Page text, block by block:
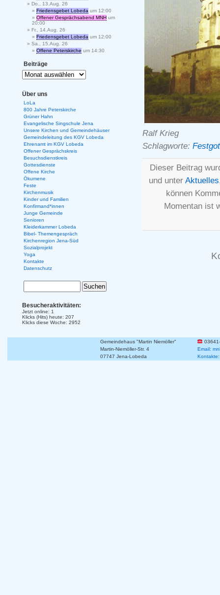
Ralf Krieg
Schlagworte:
Dieser Beitrag
und unter Aktuelles
können
Momentan ist
Do., 13.Aug. 26
Friedensgebet Lobeda um 12:00
Offener Gesprächsabend MNH um
20:00
Fr., 14.Aug. 26
Friedensgebet Lobeda um 12:00
Sa., 15.Aug. 26
Offene Peterskirche um 14:30
Beiträge
Über uns
LoLa
800 Jahre Peterskirche
Grüner Hahn
Evangelische Singschule Jena
Unsere Kirchen und Gemeindehäuser
Gemeindeleitung des KGV Lobeda
Ehrenamt im KGV Lobeda
Offener Gesprächskreis
Besuchsdienstkreis
Gottesdienste
Offene Kirche
Ökumene
Feste
Kirchenmusik
Kinder und Familien
Konfirmand*innen
Junge Gemeinde
Senioren
Kleiderkammer Lobeda
Bibel- Themengespräch
Kirchenregion Jena-Süd
Sozialprojekt
Yoga
Kontakte
Datenschutz
Besucheraktivitäten:
Jetzt online: 1
Klicks (Hits) heute: 207
Klicks diese Woche: 2952
Gemeindehaus "Martin Niemöller"
Martin-Niemöller-Str. 4
Email:
07747 Jena-Lobeda